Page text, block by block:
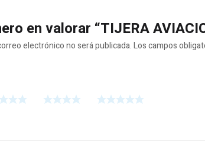
en valorar “TIJERA
electrónico no será publicada.Los campos